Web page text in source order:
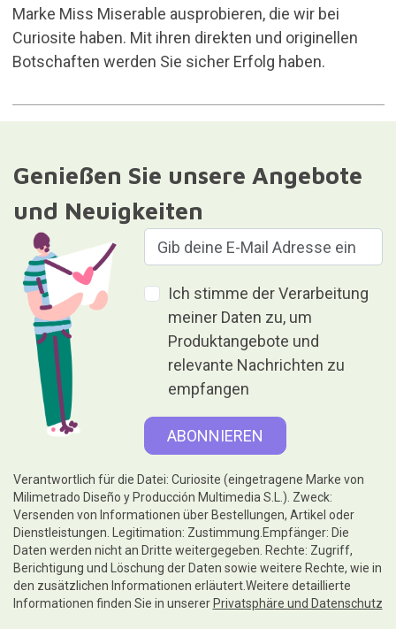
Marke Miss Miserable ausprobieren, die wir bei
Curiosite haben. Mit ihren direkten und originellen
Botschaften werden Sie sicher Erfolg haben.
Genießen Sie unsere Angebote
und Neuigkeiten
Ich stimme der Verarbeitung
meiner Daten zu, um
Produktangebote und
relevante Nachrichten zu
empfangen
Verantwortlich für die Datei: Curiosite (eingetragene Marke von
Milimetrado Diseño y Producción Multimedia S.L.). Zweck:
Versenden von Informationen über Bestellungen, Artikel oder
Dienstleistungen. Legitimation: Zustimmung.Empfänger: Die
Daten werden nicht an Dritte weitergegeben. Rechte: Zugriff,
Berichtigung und Löschung der Daten sowie weitere Rechte, wie in
den zusätzlichen Informationen erläutert.Weitere detaillierte
Informationen finden Sie in unsererPrivatsphäre und Datenschutz